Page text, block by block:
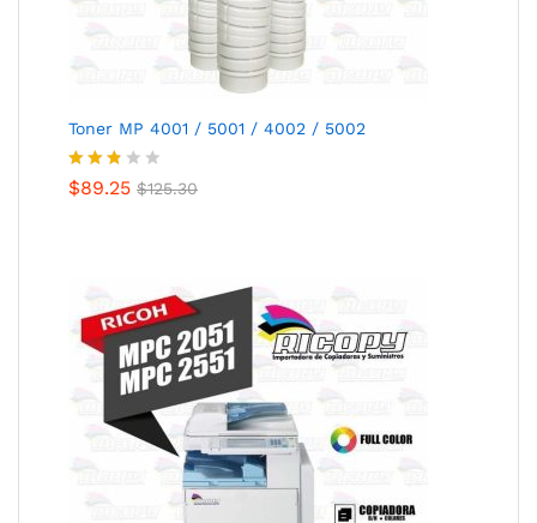
Toner MP 4001 / 5001 / 4002 / 5002
Valora
$89.25 $125.30